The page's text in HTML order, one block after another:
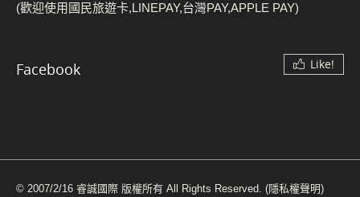
(歡迎使用國民旅遊卡,LINEPAY,台灣PAY,APPLE PAY)
Facebook Like!
© 2007/2/16 睿誠國際 版權所有 All Rights Reserved. (隱私權聲明)